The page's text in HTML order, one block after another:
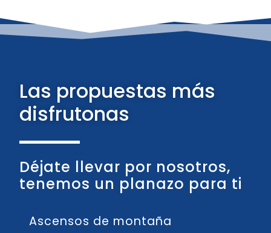
Las propuestas más
disfrutonas
Déjate llevar por nosotros,
tenemos un planazo para ti
Ascensos de montaña